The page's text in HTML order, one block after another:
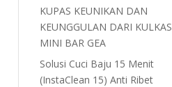
KUPAS KEUNIKAN DAN
KEUNGGULAN DARI KULKAS
MINI BAR GEA
Solusi Cuci Baju 15 Menit
(InstaClean 15) Anti Ribet